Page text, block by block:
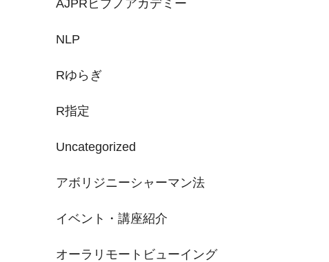
AJPRヒプノアカデミー
NLP
Rゆらぎ
R指定
Uncategorized
アボリジニーシャーマン法
イベント・講座紹介
オーラリモートビューイング